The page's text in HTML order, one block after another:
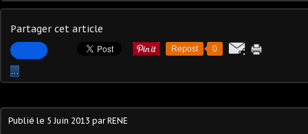
Partager cet article
Repost 0
…
Publié le 5 Juin 2013 par RENE